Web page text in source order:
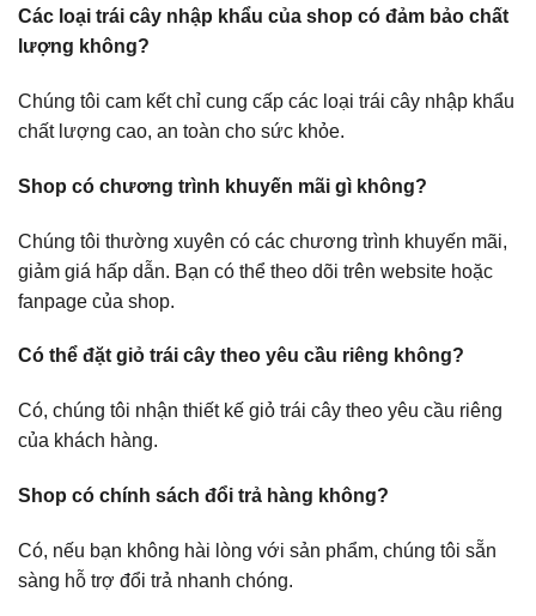
Các loại trái cây nhập khẩu của shop có đảm bảo chất
lượng không?
Chúng tôi cam kết chỉ cung cấp các loại trái cây nhập khẩu
chất lượng cao, an toàn cho sức khỏe.
Shop có chương trình khuyến mãi gì không?
Chúng tôi thường xuyên có các chương trình khuyến mãi,
giảm giá hấp dẫn. Bạn có thể theo dõi trên website hoặc
fanpage của shop.
Có thể đặt giỏ trái cây theo yêu cầu riêng không?
Có, chúng tôi nhận thiết kế giỏ trái cây theo yêu cầu riêng
của khách hàng.
Shop có chính sách đổi trả hàng không?
Có, nếu bạn không hài lòng với sản phẩm, chúng tôi sẵn
sàng hỗ trợ đổi trả nhanh chóng.